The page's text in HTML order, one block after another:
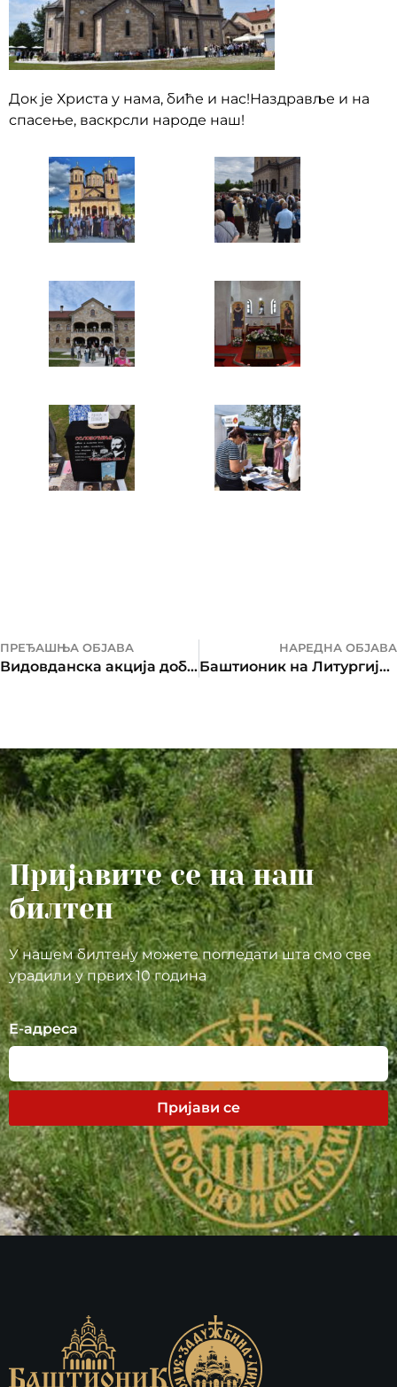
Док је Христа у нама, биће и нас!Наздравље и на
спасење, васкрсли народе наш!
ПРЕЂАШЊА ОБЈАВА
Видовданска акција добровољног даривања крви
НАРЕДНА ОБЈАВА
Баштионик на Литургији у Разбоју
Пријавите се на наш
билтен
У нашем билтену можете погледати шта смо све
урадили у првих 10 година
Е-адреса
Пријави се